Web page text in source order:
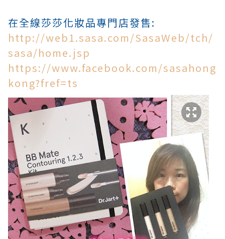
在全線莎莎化妝品專門店發售:
http://web1.sasa.com/SasaWeb/tch/
sasa/home.jsp
https://www.facebook.com/sasahong
kong?fref=ts